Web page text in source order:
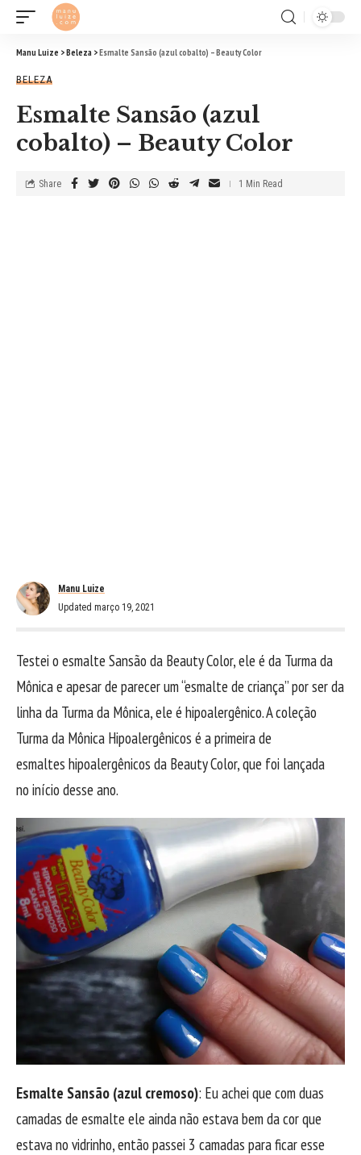
Manu Luize >Beleza >Esmalte Sansão (azul cobalto) – Beauty Color
BELEZA
Esmalte Sansão (azul
cobalto) – Beauty Color
Manu Luize
Updated março 19, 2021
Share 1 Min Read
Testei o esmalte Sansão da Beauty Color, ele é da Turma da
Mônica e apesar de parecer um “esmalte de criança” por ser da
linha da Turma da Mônica, ele é hipoalergênico. A coleção
Turma da Mônica Hipoalergênicos é a primeira de
esmaltes hipoalergênicos da Beauty Color, que foi lançada
no início desse ano.
Esmalte Sansão (azul cremoso): Eu achei que com duas
camadas de esmalte ele ainda não estava bem da cor que
estava no vidrinho, então passei 3 camadas para ficar esse